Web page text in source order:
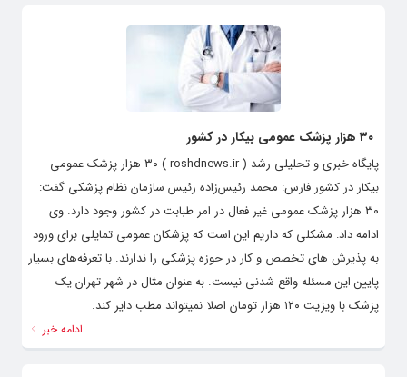
۳۰ هزار پزشک عمومی بیکار در کشور
پایگاه خبری و تحلیلی رشد ( roshdnews.ir ) ۳۰ هزار پزشک عمومی
بیکار در کشور فارس: محمد رئیس‌زاده رئیس سازمان نظام پزشکی گفت:
۳۰ هزار پزشک عمومی غیر فعال در امر طبابت در کشور وجود دارد. وی
ادامه داد: مشکلی که داریم این است که پزشکان عمومی تمایلی برای ورود
به پذیرش های تخصص و کار در حوزه پزشکی را ندارند. با تعرفه‌های بسیار
پایین این مسئله واقع شدنی نیست. به عنوان مثال در شهر تهران یک
پزشک با ویزیت ۱۲۰ هزار تومان اصلا نمیتواند مطب دایر کند.
ادامه خبر